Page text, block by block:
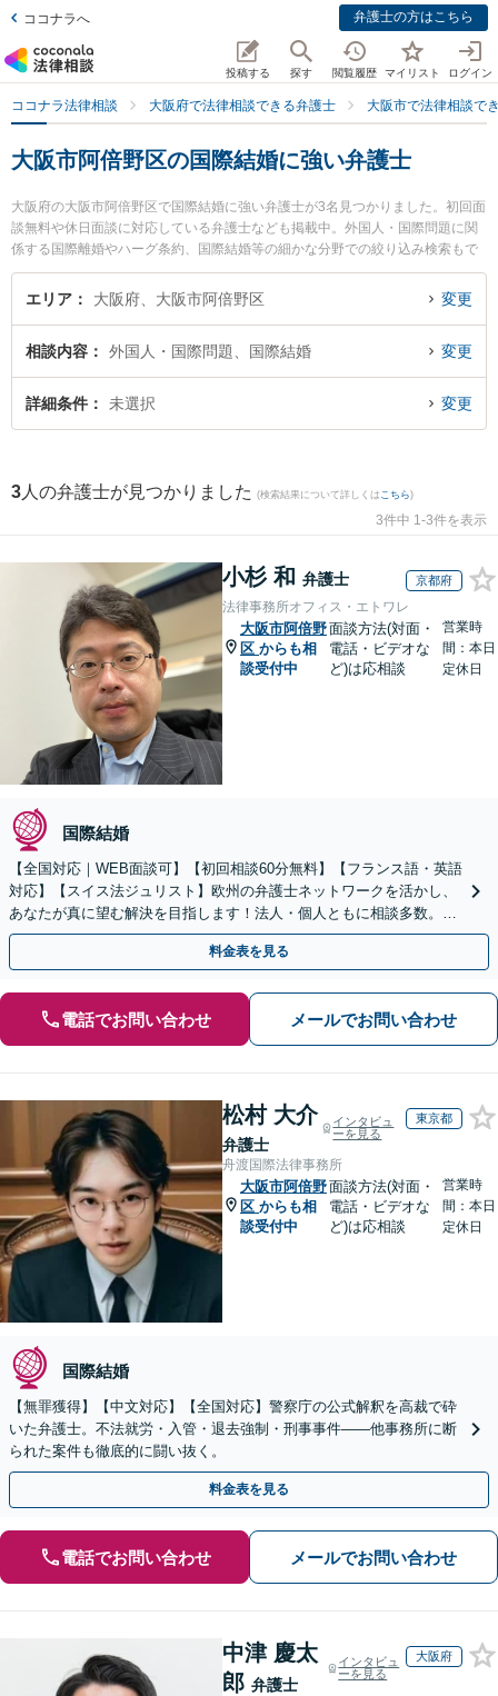
ココナラへ 弁護士の方はこちら
投稿する 探す 閲覧履歴 マイリスト ログイン
ココナラ法律相談 大阪府で法律相談できる弁護士 大阪市で法律相談で
大阪市阿倍野区の国際結婚に強い弁護士
大阪府の大阪市阿倍野区で国際結婚に強い弁護士が3名見つかりました。初回面
談無料や休日面談に対応している弁護士なども掲載中。外国人・国際問題に関
係する国際離婚やハーグ条約、国際結婚等の細かな分野での絞り込み検索もで
き便利です。特に天王寺総合法律事務所の大前 貴子弁護士や角谷法律事務所の
角谷 洋一郎弁護士、あべの総合法律事務所の井上 信弁護士のプロフィール情報
トラブル解決の実績豊富な近くの弁護士を検索したい』『初回相談無料で国際
結婚を法律相談できる大阪市阿倍野区内の弁護士に相談予約したい』などでお
困りの相談者さんにおすすめです。
エリア 大阪府、大阪市阿倍野区 変更
相談内容 外国人・国際問題、国際結婚 変更
詳細条件 未選択 変更
3 人の弁護士が見つかりました (検索結果について詳しくは こちら)
3件中 1-3件を表示
小杉 和 弁護士 京都府
法律事務所オフィス・エトワレ
大阪市阿倍野
区 からも相
談受付中
面談方法(対面・
電話・ビデオな
ど)は応相談
営業時
間：本日
定休日
国際結婚
【全国対応｜WEB面談可】【初回相談60分無料】【フランス語・英語
対応】【スイス法ジュリスト】欧州の弁護士ネットワークを活かし、
あなたが真に望む解決を目指します！法人・個人ともに相談多数。細
やかな連絡と粘り強い交渉を徹底【休日・夜間相談可】
料金表を見る
電話でお問い合わせ メールでお問い合わせ
松村 大介
弁護士
インタビュ
ーを見る
東京都
舟渡国際法律事務所
大阪市阿倍野
区 からも相
談受付中
面談方法(対面・
電話・ビデオな
ど)は応相談
営業時
間：本日
定休日
国際結婚
【無罪獲得】【中文対応】【全国対応】警察庁の公式解釈を高裁で砕
いた弁護士。不法就労・入管・退去強制・刑事事件——他事務所に断
られた案件も徹底的に闘い抜く。
料金表を見る
電話でお問い合わせ メールでお問い合わせ
中津 慶太
郎 弁護士
インタビュ
ーを見る
大阪府